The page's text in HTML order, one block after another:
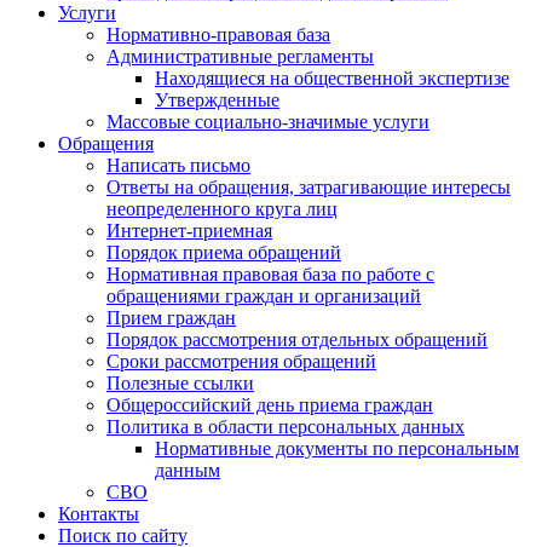
Услуги
Нормативно-правовая база
Административные регламенты
Находящиеся на общественной экспертизе
Утвержденные
Массовые социально-значимые услуги
Обращения
Написать письмо
Ответы на обращения, затрагивающие интересы
неопределенного круга лиц
Интернет-приемная
Порядок приема обращений
Нормативная правовая база по работе с
обращениями граждан и организаций
Прием граждан
Порядок рассмотрения отдельных обращений
Сроки рассмотрения обращений
Полезные ссылки
Общероссийский день приема граждан
Политика в области персональных данных
Нормативные документы по персональным
данным
СВО
Контакты
Поиск по сайту